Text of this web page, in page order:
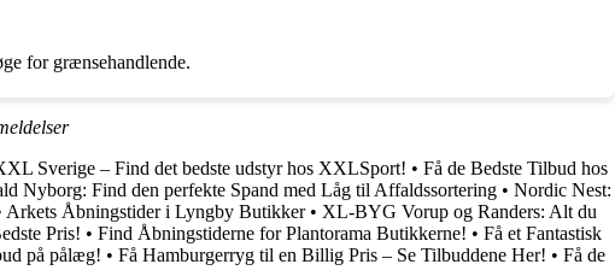
for grænsehandlende.
Sverige – Find det bedste udstyr hos XXLSport! • Få de Bedste Tilbud hos
Nyborg: Find den perfekte Spand med Låg til Affaldssortering • Nordic Nest:
Arkets Åbningstider i Lyngby Butikker• XL-BYG Vorup og Randers: Alt du
Pris! • Find Åbningstiderne for Plantorama Butikkerne! • Få et Fantastisk
på pålæg! • Få Hamburgerryg til en Billig Pris – Se Tilbuddene Her! • Få de